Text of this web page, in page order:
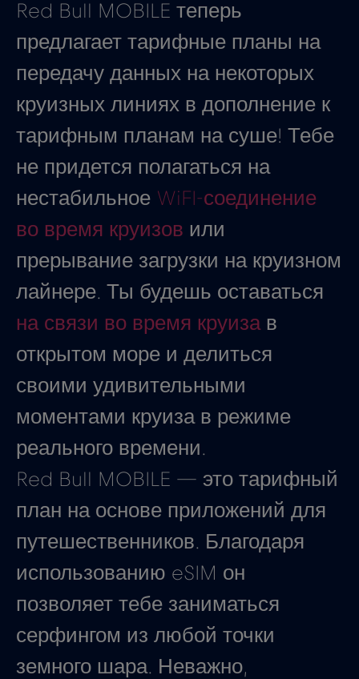
Red Bull MOBILE теперь
предлагает тарифные планы на
передачу данных на некоторых
круизных линиях в дополнение к
тарифным планам на суше! Тебе
не придется полагаться на
нестабильное WiFI-соединение
во время круизов или
прерывание загрузки на круизном
лайнере. Ты будешь оставаться
на связи во время круизав
открытом море и делиться
своими удивительными
моментами круиза в режиме
реального времени.
Red Bull MOBILE — это тарифный
план на основе приложений для
путешественников. Благодаря
использованию eSIM он
позволяет тебе заниматься
серфингом из любой точки
земного шара. Неважно,